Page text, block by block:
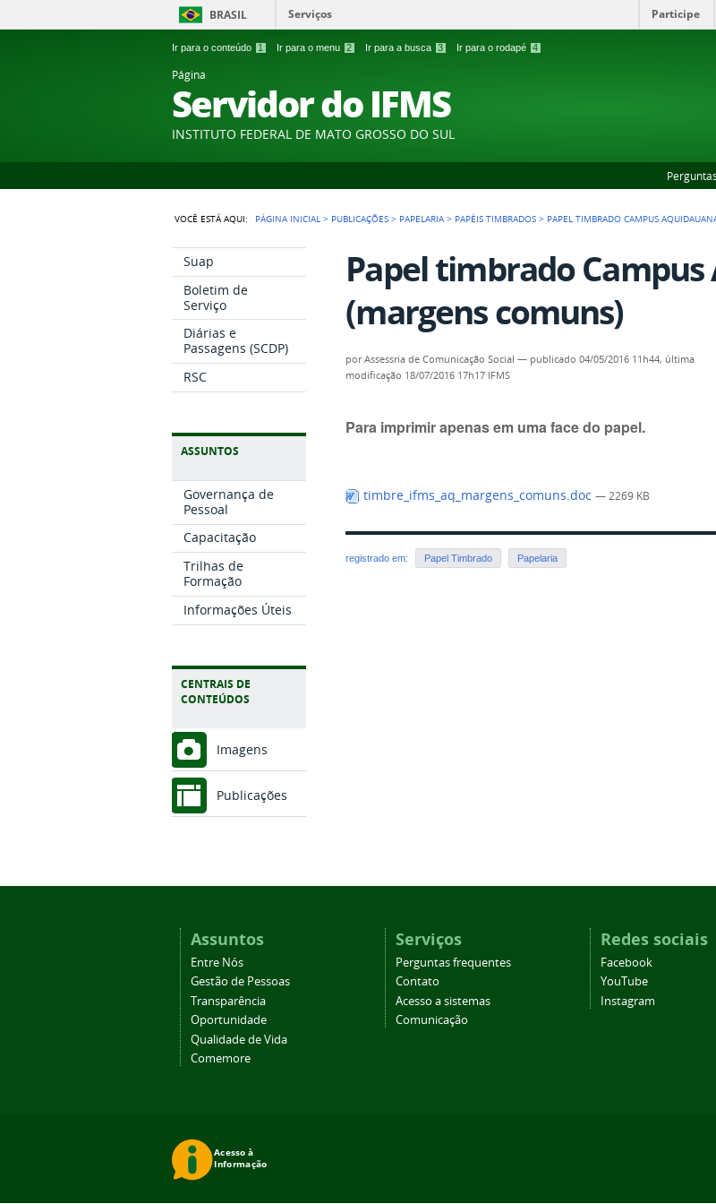
Ir para o conteúdo 1 Ir para o menu 2 Ir para a busca 3 Ir para o rodapé 4
BRASIL Serviços Participe
Página
Servidor do IFMS
INSTITUTO FEDERAL DE MATO GROSSO DO SUL
VOCÊ ESTÁ AQUI: PÁGINA INICIAL > PUBLICAÇÕES > PAPELARIA > PAPÉIS TIMBRADOS > PAPEL TIMBRADO CAMPUS
Suap
Boletim de
Serviço
Diárias e
Passagens (SCDP)
RSC
ASSUNTOS
Governança de
Pessoal
Capacitação
Trilhas de
Formação
Informações Úteis
CENTRAIS DE
CONTEÚDOS
Imagens
Publicações
Papel timbrado
(margens comuns)
porAssessria de Comunicação Social — publicado 04/05/2016 11h44, última
modificação 18/07/2016 17h17 IFMS
Para imprimir apenas em uma face do papel.
timbre_ifms_aq_margens_comuns.doc— 2269 KB
registrado em: Papel Timbrado Papelaria
Assuntos
Entre Nós
Gestão de Pessoas
Transparência
Oportunidade
Qualidade de Vida
Comemore
Serviços
Perguntas frequentes
Contato
Acesso a sistemas
Comunicação
Redes sociais
Facebook
YouTube
Instagram